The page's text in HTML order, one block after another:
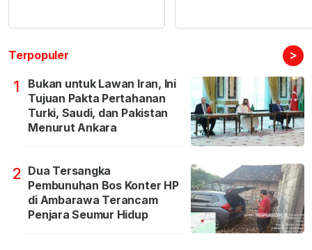
Terpopuler >
1
Bukan untuk Lawan Iran, Ini
Tujuan Pakta Pertahanan
Turki, Saudi, dan Pakistan
Menurut Ankara
2 Dua Tersangka
Pembunuhan Bos Konter HP
di Ambarawa Terancam
Penjara Seumur Hidup